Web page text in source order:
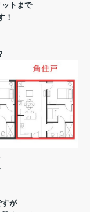
トまで
！
が